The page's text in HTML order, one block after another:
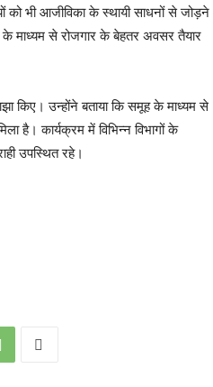
को भी आजीविका के स्थायी साधनों से जोड़ने
के माध्यम से रोजगार के बेहतर अवसर तैयार
किए। उन्होंने बताया कि समूह के माध्यम से
है। कार्यक्रम में विभिन्न विभागों के
उपस्थित रहे।